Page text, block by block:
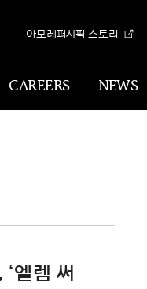
아모레퍼시픽 스토리
CI
CAREERS NEWS
엘렘 써